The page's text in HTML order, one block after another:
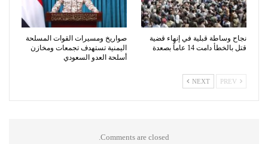
نجاح وساطة قبلية في إنهاء قضية
قتل بالخطأ دامت 14 عاماً بصعدة
صواريخ ومسيرات القوات المسلحة
اليمنية تستهدف تجمعات ومخازن
أسلحة العدو السعودي
NEXT
Comments are closed.